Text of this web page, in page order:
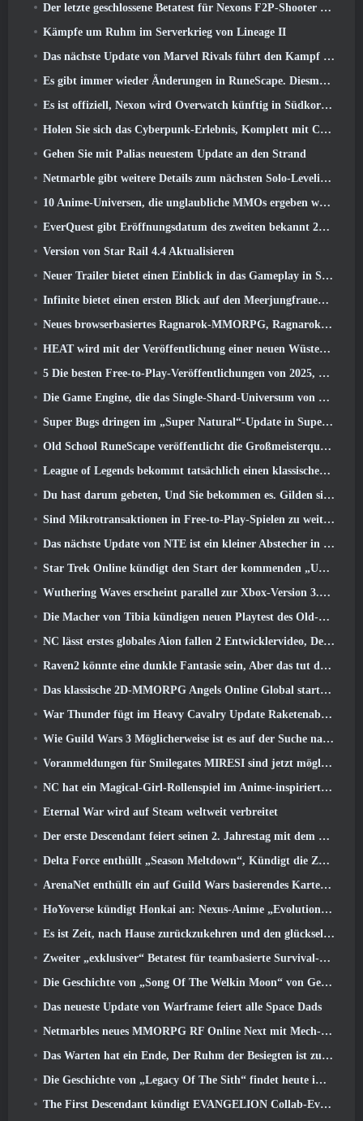
Der letzte geschlossene Betatest für Nexons F2P-Shooter Sudden Attack Zero Point hat heute begonnen
Kämpfe um Ruhm im Serverkrieg von Lineage II
Das nächste Update von Marvel Rivals führt den Kampf zu den Göttern
Es gibt immer wieder Änderungen in RuneScape. Diesmal handelt es sich um Spielerunterkünfte
Es ist offiziell, Nexon wird Overwatch künftig in Südkorea veröffentlichen
Holen Sie sich das Cyberpunk-Erlebnis, Komplett mit Cyberpsychose, Im nächsten Crossover-Event von Apex Legends
Gehen Sie mit Palias neuestem Update an den Strand
Netmarble gibt weitere Details zum nächsten Solo-Leveling-Spiel bekannt, Solo-Leveling: KARMA auf der Anime Expo
10 Anime-Universen, die unglaubliche MMOs ergeben würden
EverQuest gibt Eröffnungsdatum des zweiten bekannt 2026 Zeitlich begrenzter Erweiterungsserver
Version von Star Rail 4.4 Aktualisieren
Neuer Trailer bietet einen Einblick in das Gameplay in Silver Palace
Infinite bietet einen ersten Blick auf den Meerjungfrauen-ähnlichen Helden, der in SS13 erscheint: Nachlicht
Neues browserbasiertes Ragnarok-MMORPG, Ragnarok-Universum angekündigt
HEAT wird mit der Veröffentlichung einer neuen Wüstenkarte heißer
5 Die besten Free-to-Play-Veröffentlichungen von 2025, Lohnt es sich noch, in ihnen zu spielen? 2026?
Die Game Engine, die das Single-Shard-Universum von Eve Online antreibt, ist jetzt Open Source
Super Bugs dringen im „Super Natural“-Update in Super Animal Royale ein
Old School RuneScape veröffentlicht die Großmeisterquest „The Blood Moon Rises“., Eine 20-jährige Questreihe geht zu Ende
League of Legends bekommt tatsächlich einen klassischen Modus
Du hast darum gebeten, Und Sie bekommen es. Gilden sind jetzt in Eterspire verfügbar
Sind Mikrotransaktionen in Free-to-Play-Spielen zu weit gegangen??
Das nächste Update von NTE ist ein kleiner Abstecher in ein Fantasy-Tabletop-Spiel
Star Trek Online kündigt den Start der kommenden „Undiscovered“-Staffel an
Wuthering Waves erscheint parallel zur Xbox-Version 3.5 Aktualisieren
Die Macher von Tibia kündigen neuen Playtest des Old-School-Zombie-MMORPGs an, Online bestehen bleiben
NC lässt erstes globales Aion fallen 2 Entwicklervideo, Details zum Spiel teilen
Raven2 könnte eine dunkle Fantasie sein, Aber das tut dem Sommerspaß keinen Abbruch
Das klassische 2D-MMORPG Angels Online Global startet heute
War Thunder fügt im Heavy Cavalry Update Raketenabwehrraketen und elektronische Unterstützungsmaßnahmen hinzu
Wie Guild Wars 3 Möglicherweise ist es auf der Suche nach Innovationen im MMO-Bereich
Voranmeldungen für Smilegates MIRESI sind jetzt möglich: Unsichtbare Zukunft
NC hat ein Magical-Girl-Rollenspiel im Anime-inspirierten Kunststil der 90er in Arbeit
Eternal War wird auf Steam weltweit verbreitet
Der erste Descendant feiert seinen 2. Jahrestag mit dem Descendant Fest 2026 Strom
Delta Force enthüllt „Season Meltdown“, Kündigt die Zusammenarbeit mit Rainbow Six Siege an
ArenaNet enthüllt ein auf Guild Wars basierendes Kartenspiel, Nebelgebunden
HoYoverse kündigt Honkai an: Nexus-Anime „Evolutionstest“
Es ist Zeit, nach Hause zurückzukehren und den glückseligen Rückzugsort dort wiederherzustellen, wo sich die Winde treffen
Zweiter „exklusiver“ Betatest für teambasierte Survival-Shooter-Zeitfresser angekündigt
Die Geschichte von „Song Of The Welkin Moon“ von Genshin Impact geht zu Ende.. Auf dem Mond
Das neueste Update von Warframe feiert alle Space Dads
Netmarbles neues MMORPG RF Online Next mit Mech-Thema wird weltweit eingeführt
Das Warten hat ein Ende, Der Ruhm der Besiegten ist zurückgekehrt
Die Geschichte von „Legacy Of The Sith“ findet heute im neuesten Update von SWTOR ihren Abschluss
The First Descendant kündigt EVANGELION Collab-Event an